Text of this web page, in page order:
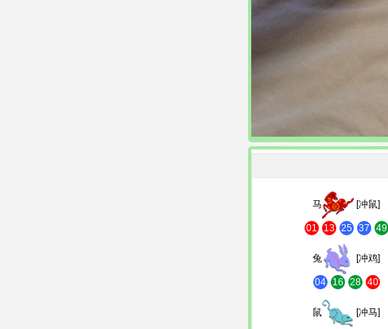
马 [冲鼠]
01 13 25 37 49
兔 [冲鸡]
04 16 28 40
鼠 [冲马]